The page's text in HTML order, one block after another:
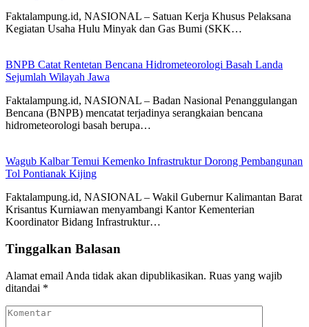
Faktalampung.id, NASIONAL – Satuan Kerja Khusus Pelaksana
Kegiatan Usaha Hulu Minyak dan Gas Bumi (SKK…
BNPB Catat Rentetan Bencana Hidrometeorologi Basah Landa
Sejumlah Wilayah Jawa
Faktalampung.id, NASIONAL – Badan Nasional Penanggulangan
Bencana (BNPB) mencatat terjadinya serangkaian bencana
hidrometeorologi basah berupa…
Wagub Kalbar Temui Kemenko Infrastruktur Dorong Pembangunan
Tol Pontianak Kijing
Faktalampung.id, NASIONAL – Wakil Gubernur Kalimantan Barat
Krisantus Kurniawan menyambangi Kantor Kementerian
Koordinator Bidang Infrastruktur…
Tinggalkan Balasan
Alamat email Anda tidak akan dipublikasikan. Ruas yang wajib
ditandai *